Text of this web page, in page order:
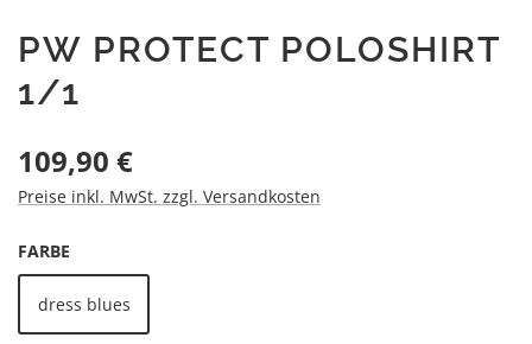
PW PROTECT POLOSHIRT
1/1
Regulärer Preis:
109,90 €
Preise inkl. MwSt. zzgl. Versandkosten
FARBE
dress blues